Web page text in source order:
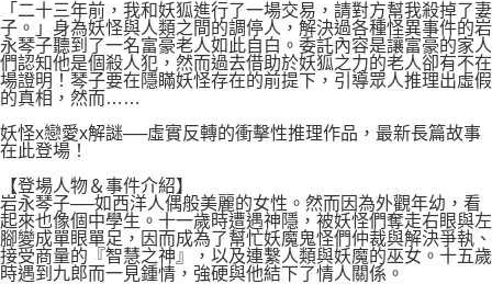
「二十三年前，我和妖狐進行了一場交易，請對方幫我殺掉了妻
子。」身為妖怪與人類之間的調停人，解決過各種怪異事件的岩
永琴子聽到了一名富豪老人如此自白。委託內容是讓富豪的家人
們認知他是個殺人犯，然而過去借助於妖狐之力的老人卻有不在
場證明！琴子要在隱瞞妖怪存在的前提下，引導眾人推理出虛假
的真相，然而……
妖怪x戀愛x解謎──虛實反轉的衝擊性推理作品，最新長篇故事
在此登場！
【登場人物＆事件介紹】
岩永琴子──如西洋人偶般美麗的女性。然而因為外觀年幼，看
起來也像個中學生。十一歲時遭遇神隱，被妖怪們奪走右眼與左
腳變成單眼單足，因而成為了幫忙妖魔鬼怪們仲裁與解決爭執、
接受商量的『智慧之神』，以及連繫人類與妖魔的巫女。十五歲
時遇到九郎而一見鍾情，強硬與他結下了情人關係。